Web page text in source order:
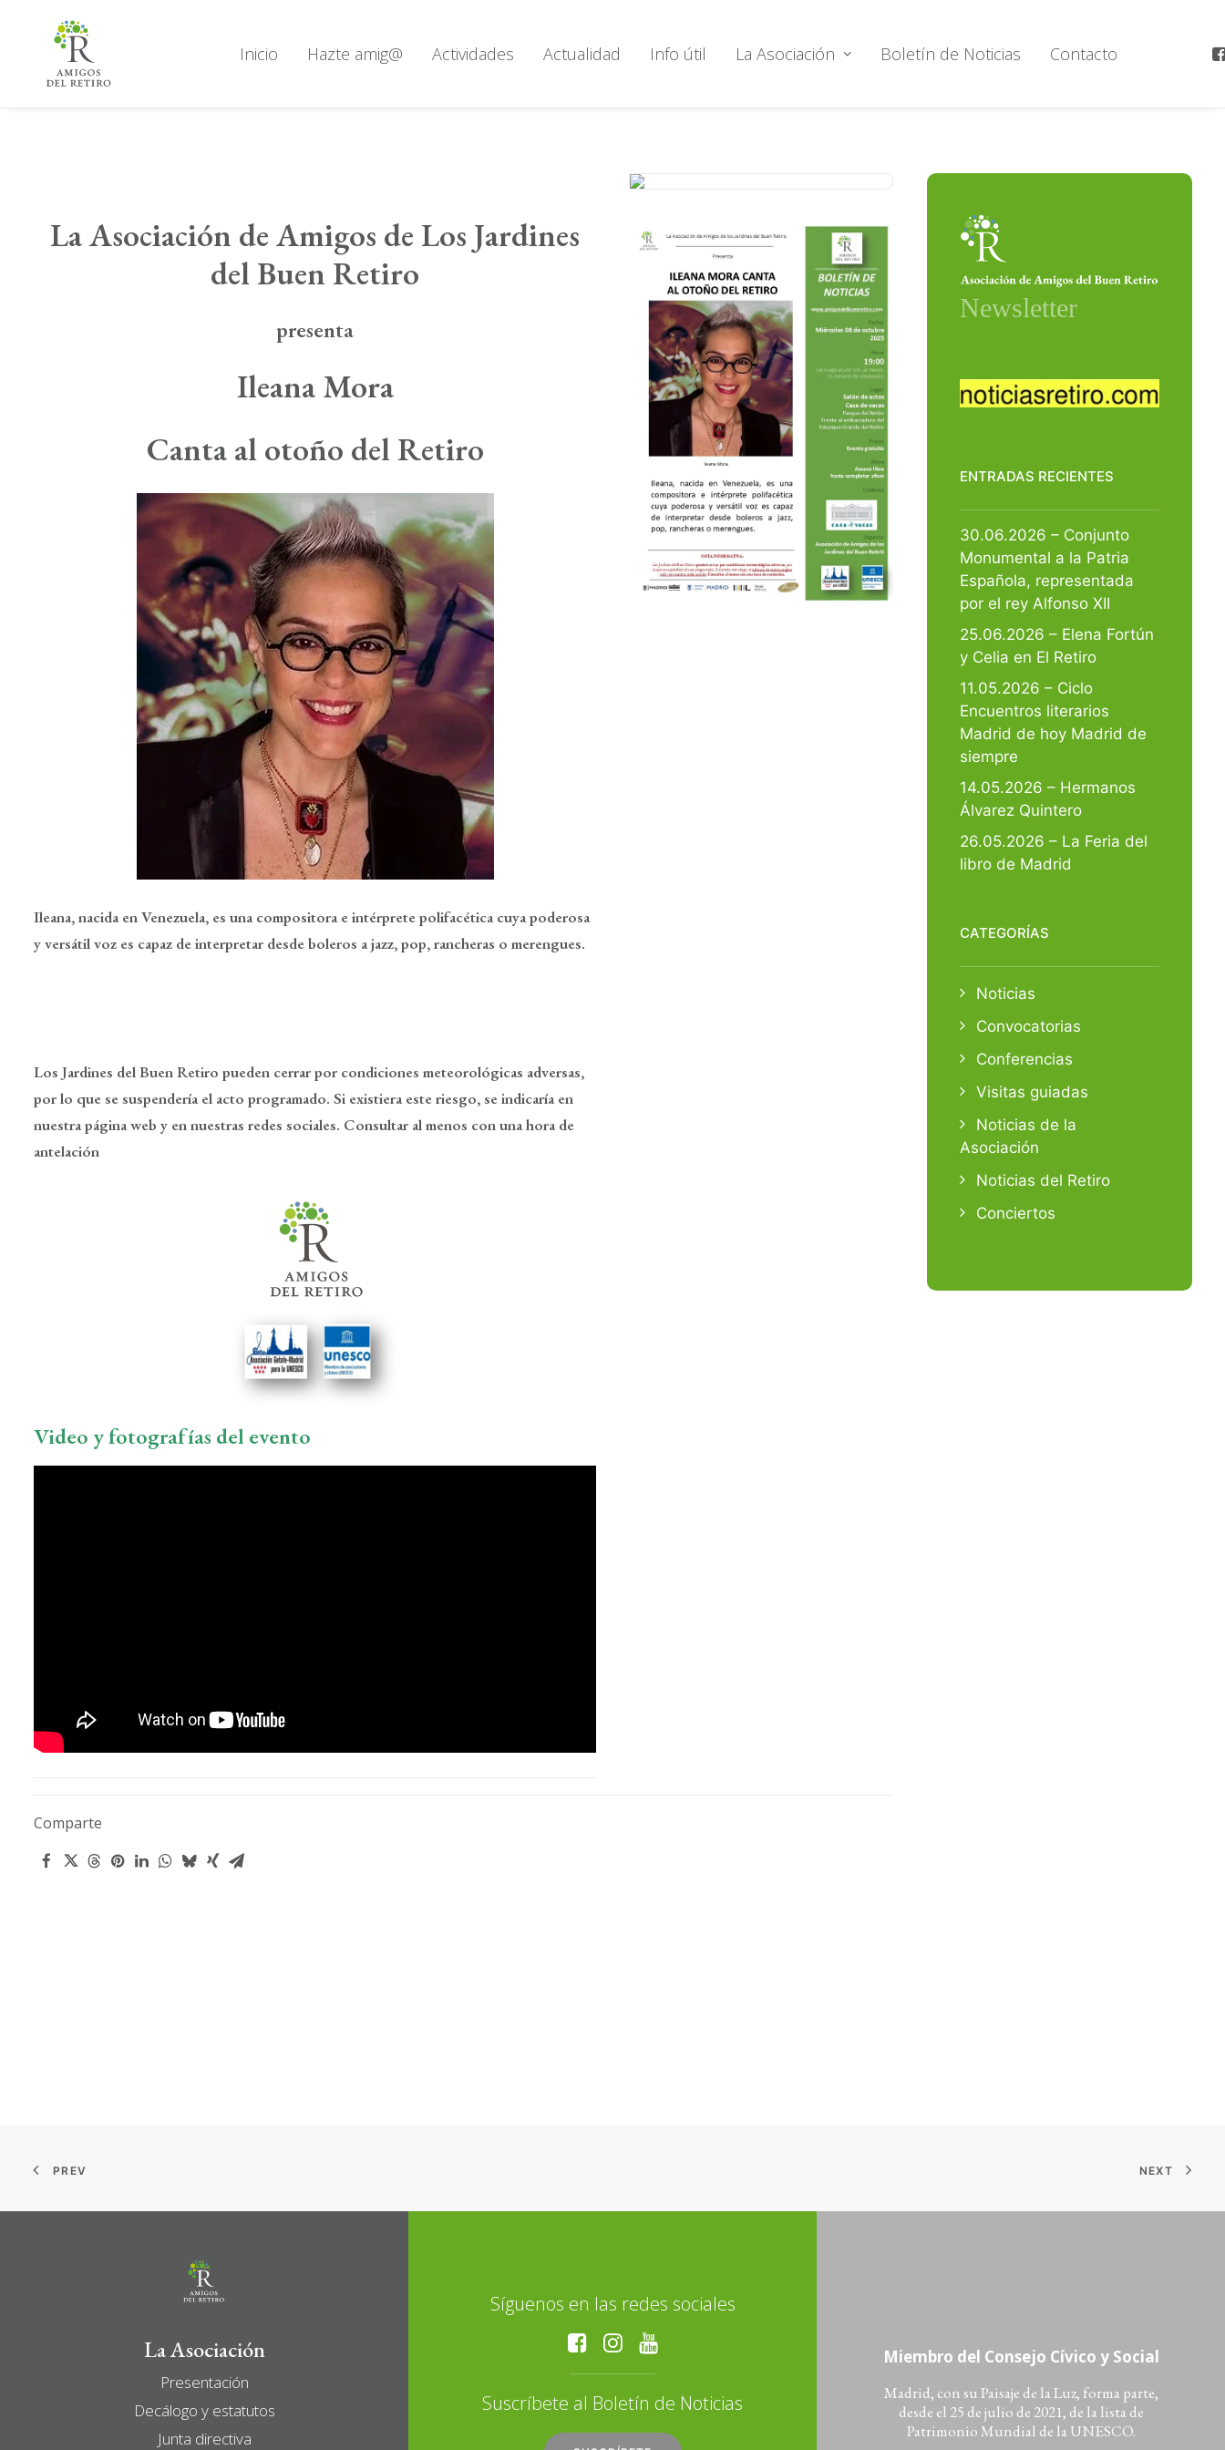
Inicio Hazte amig@ Actividades Actualidad Info útil La Asociación Boletín de Noticias Contacto
LaAsociación de Amigos de Los Jardines
del Buen Retiro
presenta
Ileana Mora
Canta al otoño del Retiro
Ileana, nacida en Venezuela, es una compositora e intérprete polifacética cuya poderosa
y versátil voz es capaz de interpretar desde boleros a jazz, pop, rancheras o merengues.
Los Jardines del Buen Retiro pueden cerrar por condiciones meteorológicas adversas,
por lo que se suspendería el acto programado. Si existiera este riesgo, se indicaría en
nuestra página web y en nuestras redes sociales. Consultar al menos con una hora de
antelación
Video y fotografías del evento
Comparte
ENTRADAS RECIENTES
30.06.2026 – Conjunto
Monumental a la Patria
Española, representada
por el rey Alfonso XII
25.06.2026 – Elena Fortún
y Celia en El Retiro
11.05.2026 – Ciclo
Encuentros literarios
Madrid de hoy Madrid de
siempre
14.05.2026 – Hermanos
Álvarez Quintero
26.05.2026 – La Feria del
libro de Madrid
CATEGORÍAS
Noticias
Convocatorias
Conferencias
Visitas guiadas
Noticias de la
Asociación
Noticias del Retiro
Conciertos
PREV NEXT
La Asociación
Presentación
Decálogo y estatutos
Junta directiva
Síguenos en las redes sociales
Suscríbete al Boletín de Noticias
Miembro del Consejo Cívico y Social
Madrid, con su Paisaje de la Luz, forma parte,
desde el 25 de julio de 2021, de la lista de
Patrimonio Mundial de la UNESCO.